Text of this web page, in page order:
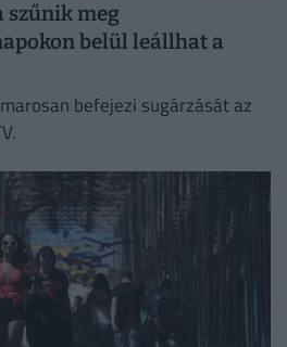
szűnik meg
belül leállhat a
befejezi sugárzását az